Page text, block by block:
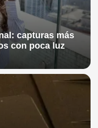
capturas más
con poca luz